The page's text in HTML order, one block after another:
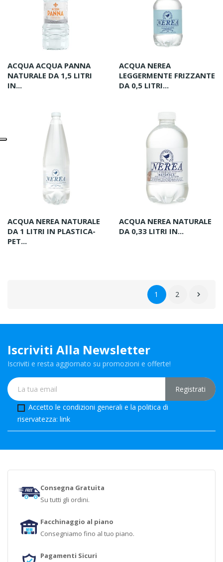
ACQUA ACQUA PANNA
NATURALE DA 1,5 LITRI
IN...
ACQUA NEREA
LEGGERMENTE FRIZZANTE
DA 0,5 LITRI...
ACQUA NEREA NATURALE
DA 1 LITRI IN PLASTICA-
PET...
ACQUA NEREA NATURALE
DA 0,33 LITRI IN...
1 2 
Iscriviti Alla Newsletter
Iscriviti e resta aggiornato su promozioni e offerte!
Accetto le condizioni generali e la politica di
riservatezza: link
Consegna Gratuita
Su tutti gli ordini.
Facchinaggio al piano
Consegniamo fino al tuo piano.
Pagamenti Sicuri